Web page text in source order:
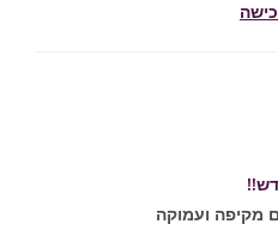
מקיפה ועמוקה